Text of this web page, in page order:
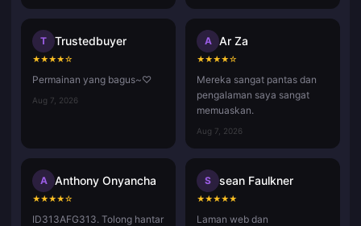
T Trustedbuyer
★★★★☆
Permainan yang bagus~♡
Aug 7, 2026
A Ar Za
★★★★☆
Mereka sangat pantas dan
pengalaman saya sangat
memuaskan.
Aug 7, 2026
A Anthony Onyancha
★★★★☆
ID313AFG313. Tolong hantar
S sean Faulkner
★★★★★
Laman web dan